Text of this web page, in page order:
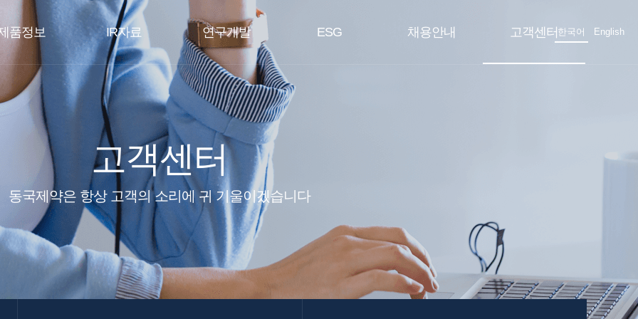
품정보 IR자료 연구개발 ESG 채용안내 고객센터 한국어 English
고객센터
동국제약은 항상 고객의 소리에 귀 기울이겠습니다